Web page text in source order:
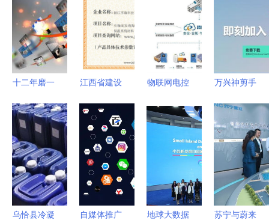
十二年磨一
睿科技全网
推广，革新
口碑营销服
务模式立行
业标杆
江西省建设
广项目证书
助力绿色建
筑创新 重
庆孚瓯绿建
科技与九正
物联网技术
物联网电控
广困境到小
爆发的蜕变
之路
万兴神剪手
春化市场与
物联网新机
遇
乌恰县冷凝
自媒体推广
地球大数据
苏宁与蔚来